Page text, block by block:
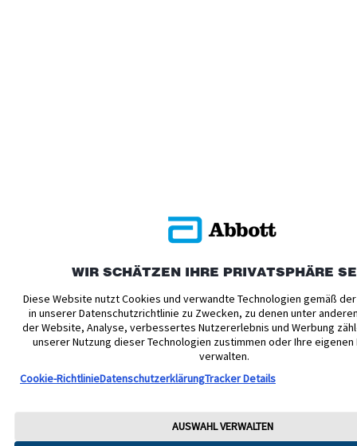
WIR SCHÄTZEN IHRE PRIVATSPHÄRE
Diese Website nutzt Cookies und verwandte Technologien gemäß
in unserer Datenschutzrichtlinie zu Zwecken, zu denen unter
der Website, Analyse, verbessertes Nutzererlebnis und Werbung
unserer Nutzung dieser Technologien zustimmen oder Ihre
verwalten.
Cookie-RichtlinieDatenschutzerklärungTracker Details
AUSWAHL VERWALTEN